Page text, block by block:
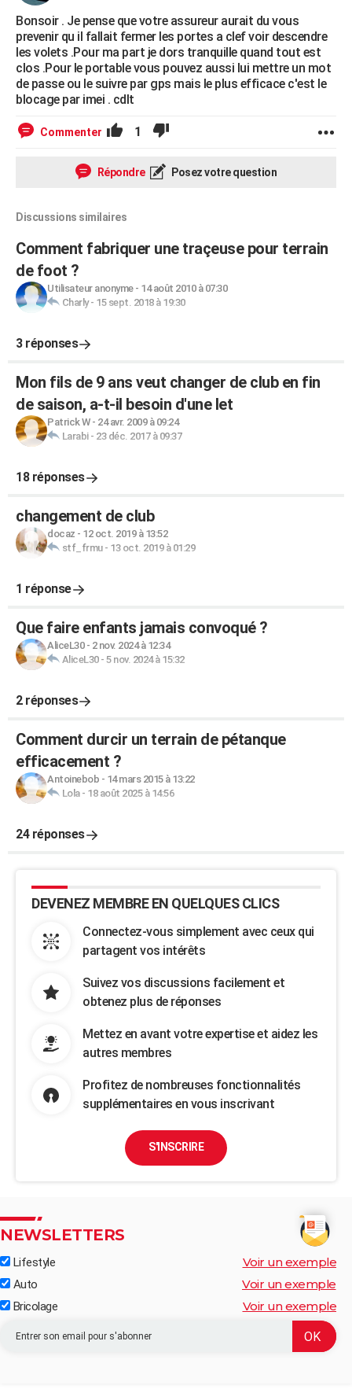
Bonsoir . Je pense que votre assureur aurait du vous
prevenir qu il fallait fermer les portes a clef voir descendre
les volets .Pour ma part je dors tranquille quand tout est
clos .Pour le portable vous pouvez aussi lui mettre un mot
de passe ou le suivre par gps mais le plus efficace c'est le
blocage par imei . cdlt
Commenter 1
Répondre Posez votre question
Discussions similaires
Comment fabriquer une traçeuse pour terrain
de foot ?
Utilisateur anonyme- 14 août 2010 à 07:30
Charly- 15 sept. 2018 à 19:30
3 réponses
Mon fils de 9 ans veut changer de club en fin
de saison, a-t-il besoin d'une let
Patrick W- 24 avr. 2009 à 09:24
Larabi- 23 déc. 2017 à 09:37
18 réponses
changement de club
docaz - 12 oct. 2019 à 13:52
stf_frmu- 13 oct. 2019 à 01:29
1 réponse
Que faire enfants jamais convoqué ?
AliceL30- 2 nov. 2024 à 12:34
AliceL30- 5 nov. 2024 à 15:32
2 réponses
Comment durcir un terrain de pétanque
efficacement ?
Antoinebob - 14 mars 2015 à 13:22
Lola- 18 août 2025 à 14:56
24 réponses
DEVENEZ MEMBRE EN QUELQUES CLICS
Connectez-vous simplement avec ceux qui
partagent vos intérêts
Suivez vos discussions facilement et
obtenez plus de réponses
Mettez en avant votre expertise et aidez les
autres membres
Profitez de nombreuses fonctionnalités
supplémentaires en vous inscrivant
S'INSCRIRE
NEWSLETTERS
Lifestyle Voir un exemple
Auto Voir un exemple
Bricolage Voir un exemple